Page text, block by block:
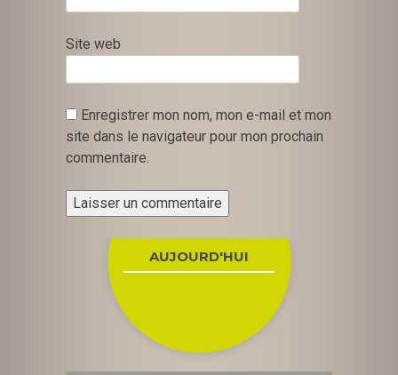
Site web
Enregistrer mon nom, mon e-mail et mon
site dans le navigateur pour mon prochain
commentaire.
AUJOURD'HUI